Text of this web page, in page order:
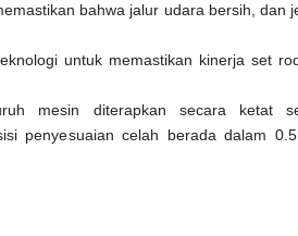
bahwa jalur udara bersih, dan
untuk memastikan kinerja set
mesin diterapkan secara ketat
penyesuaian celah berada dalam